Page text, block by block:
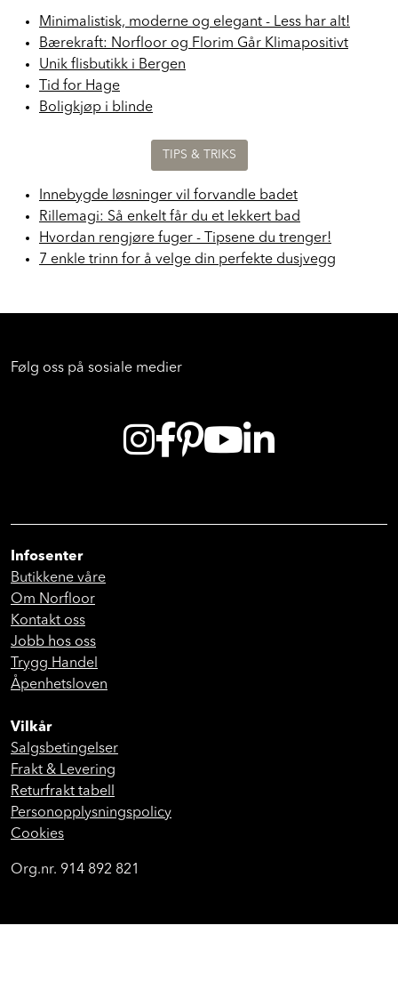
Minimalistisk, moderne og elegant - Less har alt!
Bærekraft: Norfloor og Florim Går Klimapositivt
Unik flisbutikk i Bergen
Tid for Hage
Boligkjøp i blinde
TIPS & TRIKS
Innebygde løsninger vil forvandle badet
Rillemagi: Så enkelt får du et lekkert bad
Hvordan rengjøre fuger - Tipsene du trenger!
7 enkle trinn for å velge din perfekte dusjvegg
Følg oss på sosiale medier
Infosenter
Butikkene våre
Om Norfloor
Kontakt oss
Jobb hos oss
Trygg Handel
Åpenhetsloven
Vilkår
Salgsbetingelser
Frakt & Levering
Returfrakt tabell
Personopplysningspolicy
Cookies
Org.nr. 914 892 821